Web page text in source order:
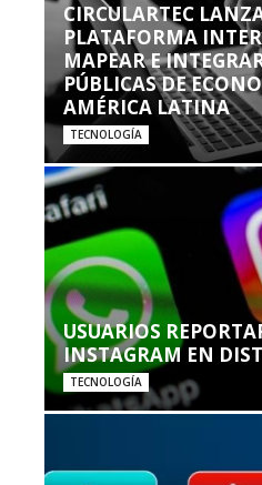
CIRCULARTEC
PLATAFORMA
MAPEAR E
PÚBLICAS DE
AMÉRICA LATINA
TECNOLOGÍA
USUARIOS
INSTAGRAM EN
TECNOLOGÍA